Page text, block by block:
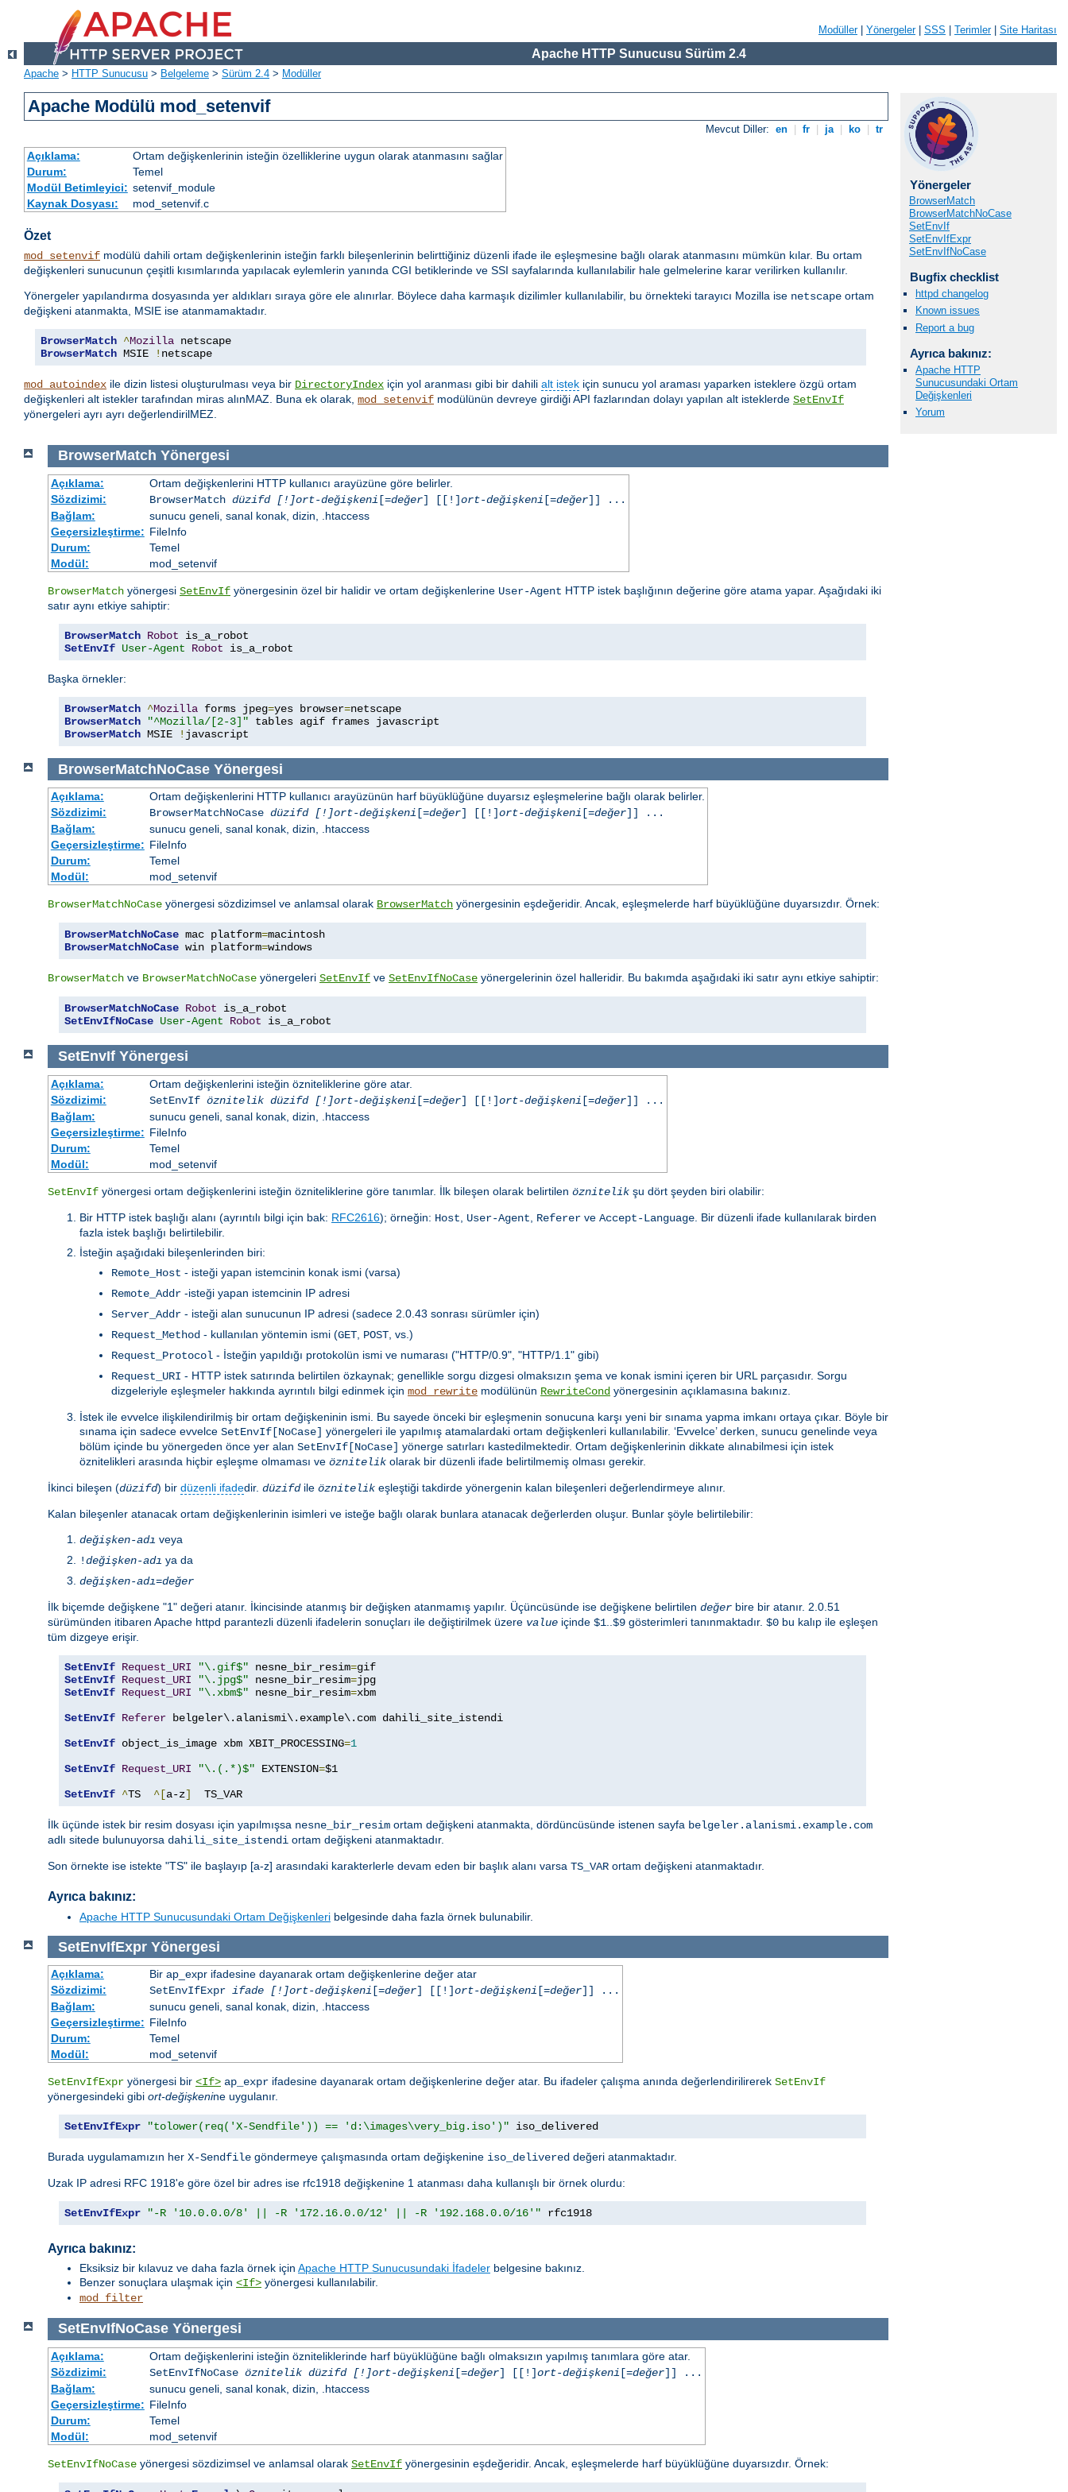
Modüller| Yönergeler| SSS Terimler| Site Haritası
Apache HTTP Sunucusu Sürüm 2.4
Apache > HTTP Sunucusu > Belgeleme > Sürüm 2.4 > Modüller
Apache Modülü mod_setenvif
Mevcut Diller: en fr ja ko tr
Açıklama:
Ortam değişkenlerinin isteğin özelliklerine uygun olarak atanmasını sağlar
Durum:
Temel
Modül Betimleyici: setenvif_module
Kaynak Dosyası:
mod_setenvif.c
Özet
mod_setenvif modülü dahili ortam değişkenlerinin isteğin farklı bileşenlerinin belirttiğiniz düzenli ifade ile eşleşmesine bağlı olarak atanmasını mümkün kılar. Bu ortam
değişkenleri sunucunun çeşitli kısımlarında yapılacak eylemlerin yanında CGI betiklerinde ve SSI sayfalarında kullanılabilir hale gelmelerine karar verilirken kullanılır.
Yönergeler yapılandırma dosyasında yer aldıkları sıraya göre ele alınırlar. Böylece daha karmaşık dizilimler kullanılabilir, bu örnekteki tarayıcı Mozilla ise netscape ortam
değişkeni atanmakta, MSIE ise atanmamaktadır.
BrowserMatch ^Mozilla
BrowserMatch MSIE ! netscape
mod_autoindex ile dizin listesi oluşturulması veya bir DirectoryIndex için yol aranması gibi bir dahili alt istek için sunucu yol araması yaparken isteklere özgü ortam
değişkenleri alt istekler tarafından miras alınMAZ. Buna ek olarak, mod_setenvif modülünün devreye girdiği API fazlarından dolayı yapılan alt isteklerde SetEnvIf
yönergeleri ayrı ayrı değerlendirilMEZ.
Yönergeler
BrowserMatch
BrowserMatchNoCase
SetEnvIf
SetEnvIfExpr
SetEnvIfNoCase
Bugfix checklist
httpd changelog
Known issues
Report a bug
Ayrıca bakınız:
Apache HTTP
Sunucusundaki Ortam
Değişkenleri
Yorum
BrowserMatch Yönergesi
Açıklama:
Ortam değişkenlerini HTTP kullanıcı arayüzüne göre belirler.
Sözdizimi:
BrowserMatch düzifd [!]ort-değişkeni [=değer] [[!]ort-değişkeni [=değer]] ...
Bağlam:
sunucu geneli, sanal konak, dizin, .htaccess
Geçersizleştirme: FileInfo
Durum:
Temel
Modül:
mod_setenvif
BrowserMatch yönergesi SetEnvIf yönergesinin özel bir halidir ve ortam değişkenlerine User-Agent HTTP istek başlığının değerine göre atama yapar. Aşağıdaki iki
satır aynı etkiye sahiptir:
BrowserMatch Robot
SetEnvIf User-Agent Robot is_a_robot
Başka örnekler:
BrowserMatch ^Mozilla forms jpeg=yes browser=
BrowserMatch
"^Mozilla/[2-3]"
BrowserMatch MSIE ! javascript
BrowserMatchNoCase Yönergesi
Açıklama:
Ortam değişkenlerini HTTP kullanıcı arayüzünün harf büyüklüğüne duyarsız eşleşmelerine bağlı olarak belirler.
Sözdizimi:
BrowserMatchNoCase düzifd [!]ort-değişkeni [=değer] [[!]ort-değişkeni [=değer]] ...
Bağlam:
sunucu geneli, sanal konak, dizin, .htaccess
Geçersizleştirme: FileInfo
Durum:
Temel
Modül:
mod_setenvif
BrowserMatchNoCase yönergesi sözdizimsel ve anlamsal olarak BrowserMatch yönergesinin eşdeğeridir. Ancak, eşleşmelerde harf büyüklüğüne duyarsızdır. Örnek:
BrowserMatchNoCase mac platform=
BrowserMatchNoCase win platform=windows
BrowserMatch ve BrowserMatchNoCase yönergeleri SetEnvIf ve SetEnvIfNoCase yönergelerinin özel halleridir. Bu bakımda aşağıdaki iki satır aynı etkiye sahiptir:
BrowserMatchNoCase Robot
SetEnvIfNoCase User-Agent Robot is_a_robot
SetEnvIf Yönergesi
Açıklama:
Ortam değişkenlerini isteğin özniteliklerine göre atar.
Sözdizimi:
SetEnvIf öznitelik düzifd [!]ort-değişkeni [=değer] [[!]ort-değişkeni [=değer]] ...
Bağlam:
sunucu geneli, sanal konak, dizin, .htaccess
Geçersizleştirme: FileInfo
Durum:
Temel
Modül:
mod_setenvif
SetEnvIf yönergesi ortam değişkenlerini isteğin özniteliklerine göre tanımlar. İlk bileşen olarak belirtilen öznitelik şu dört şeyden biri olabilir:
Bir HTTP istek başlığı alanı (ayrıntılı bilgi için bak: RFC2616); örneğin: Host User-Agent Referer ve Accept-Language . Bir düzenli ifade kullanılarak birden
fazla istek başlığı belirtilebilir.
İsteğin aşağıdaki bileşenlerinden biri:
Remote_Host - isteği yapan istemcinin konak ismi (varsa)
Remote_Addr -isteği yapan istemcinin IP adresi
Server_Addr - isteği alan sunucunun IP adresi (sadece 2.0.43 sonrası sürümler için)
Request_Method - kullanılan yöntemin ismi (GET POST , vs.)
Request_Protocol - İsteğin yapıldığı protokolün ismi ve numarası ("HTTP/0.9", "HTTP/1.1" gibi)
Request_URI - HTTP istek satırında belirtilen özkaynak; genellikle sorgu dizgesi olmaksızın şema ve konak ismini içeren bir URL parçasıdır. Sorgu
dizgeleriyle eşleşmeler hakkında ayrıntılı bilgi edinmek için mod_rewrite modülünün RewriteCond yönergesinin açıklamasına bakınız.
İstek ile evvelce ilişkilendirilmiş bir ortam değişkeninin ismi. Bu sayede önceki bir eşleşmenin sonucuna karşı yeni bir sınama yapma imkanı ortaya çıkar. Böyle bir
sınama için sadece evvelce SetEnvIf[NoCase] yönergeleri ile yapılmış atamalardaki ortam değişkenleri kullanılabilir. ‘Evvelce’ derken, sunucu genelinde veya
bölüm içinde bu yönergeden önce yer alan SetEnvIf[NoCase] yönerge satırları kastedilmektedir. Ortam değişkenlerinin dikkate alınabilmesi için istek
öznitelikleri arasında hiçbir eşleşme olmaması ve öznitelik olarak bir düzenli ifade belirtilmemiş olması gerekir.
İkinci bileşen (düzifd) bir düzenli ifadedir. düzifdile öznitelik eşleştiği takdirde yönergenin kalan bileşenleri değerlendirmeye alınır.
Kalan bileşenler atanacak ortam değişkenlerinin isimleri ve isteğe bağlı olarak bunlara atanacak değerlerden oluşur. Bunlar şöyle belirtilebilir:
değişken-adı veya
!değişken-adı ya da
değişken-adı=değer
İlk biçemde değişkene "1" değeri atanır. İkincisinde atanmış bir değişken atanmamış yapılır. Üçüncüsünde ise değişkene belirtilen değer bire bir atanır. 2.0.51
sürümünden itibaren Apache httpd parantezli düzenli ifadelerin sonuçları ile değiştirilmek üzere value içinde $1 $9 gösterimleri tanınmaktadır. $0 bu kalıp ile eşleşen
tüm dizgeye erişir.
SetEnvIf Request_URI "\.gif$" nesne_bir_resim=
SetEnvIf Request_URI "\.jpg$" nesne_bir_resim=
SetEnvIf Request_URI "\.xbm$" nesne_bir_resim=xbm
SetEnvIf Referer belgeler\.alanismi\.example\.com dahili_site_istendi
SetEnvIf object_is_image xbm XBIT_PROCESSING=1
SetEnvIf Request_URI "\.(.*)$" EXTENSION=$1
SetEnvIf ^TS ^[a-z]
  TS_VAR
İlk üçünde istek bir resim dosyası için yapılmışsa nesne_bir_resim ortam değişkeni atanmakta, dördüncüsünde istenen sayfa belgeler.alanismi.example.com
adlı sitede bulunuyorsa dahili_site_istendi ortam değişkeni atanmaktadır.
Son örnekte ise istekte "TS" ile başlayıp [a-z] arasındaki karakterlerle devam eden bir başlık alanı varsa TS_VAR ortam değişkeni atanmaktadır.
Ayrıca bakınız:
Apache HTTP Sunucusundaki Ortam Değişkenleri belgesinde daha fazla örnek bulunabilir.
SetEnvIfExpr Yönergesi
Açıklama:
Bir ap_expr ifadesine dayanarak ortam değişkenlerine değer atar
Sözdizimi:
SetEnvIfExpr ifade [!]ort-değişkeni [=değer] [[!]ort-değişkeni [=değer]] ...
Bağlam:
sunucu geneli, sanal konak, dizin, .htaccess
Geçersizleştirme: FileInfo
Durum:
Temel
Modül:
mod_setenvif
SetEnvIfExpr yönergesi bir <If> ap_expr ifadesine dayanarak ortam değişkenlerine değer atar. Bu ifadeler çalışma anında değerlendirilirerek SetEnvIf
yönergesindeki gibi ort-değişkenine uygulanır.
SetEnvIfExpr "tolower(req('X-Sendfile')) == 'd:\images\very_big.iso')" iso_delivered
Burada uygulamamızın her X-Sendfile göndermeye çalışmasında ortam değişkenine iso_delivered değeri atanmaktadır.
Uzak IP adresi RFC 1918'e göre özel bir adres ise rfc1918 değişkenine 1 atanması daha kullanışlı bir örnek olurdu:
SetEnvIfExpr "-R '10.0.0.0/8' || -R '172.16.0.0/12' || -R '192.168.0.0/16'" rfc1918
Ayrıca bakınız:
Eksiksiz bir kılavuz ve daha fazla örnek için Apache HTTP Sunucusundaki İfadeler belgesine bakınız.
Benzer sonuçlara ulaşmak için <If> yönergesi kullanılabilir.
mod_filter
SetEnvIfNoCase Yönergesi
Açıklama:
Ortam değişkenlerini isteğin özniteliklerinde harf büyüklüğüne bağlı olmaksızın yapılmış tanımlara göre atar.
Sözdizimi:
SetEnvIfNoCase öznitelik düzifd [!]ort-değişkeni [=değer] [[!]ort-değişkeni [=değer]] ...
Bağlam:
sunucu geneli, sanal konak, dizin, .htaccess
Geçersizleştirme: FileInfo
Durum:
Temel
Modül:
mod_setenvif
SetEnvIfNoCase yönergesi sözdizimsel ve anlamsal olarak SetEnvIf yönergesinin eşdeğeridir. Ancak, eşleşmelerde harf büyüklüğüne duyarsızdır. Örnek: